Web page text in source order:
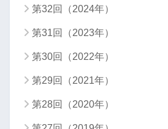
第32回（2024年）
第31回（2023年）
第30回（2022年）
第29回（2021年）
第28回（2020年）